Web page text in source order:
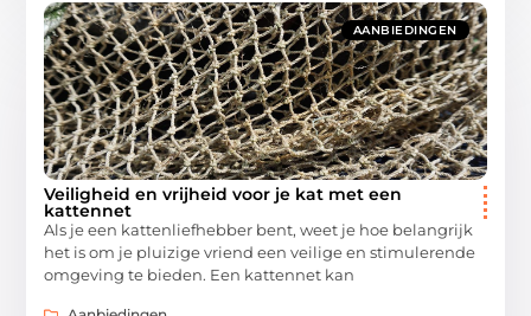
AANBIEDINGEN
Veiligheid en vrijheid voor je kat met een
kattennet
Als je een kattenliefhebber bent, weet je hoe belangrijk
het is om je pluizige vriend een veilige en stimulerende
omgeving te bieden. Een kattennet kan